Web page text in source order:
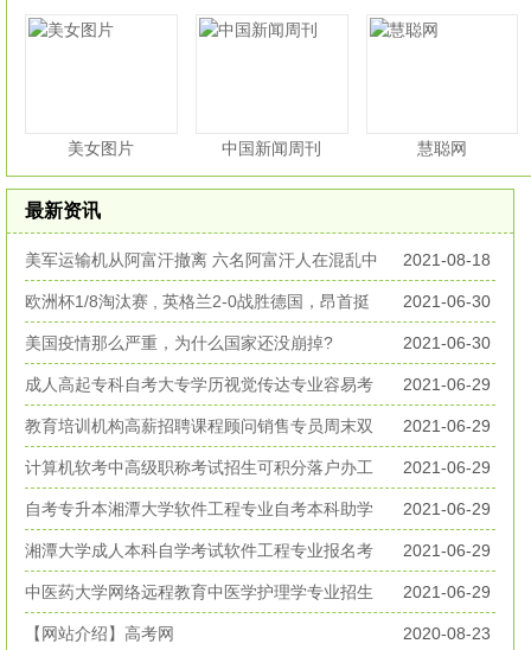
美女图片 中国新闻周刊 慧聪网
最新资讯
美军运输机从阿富汗撤离 六名阿富汗人在混乱中
丧生
2021-08-18
欧洲杯1/8淘汰赛 , 英格兰2-0战胜德国，昂首挺
进欧洲杯八强
2021-06-30
美国疫情那么严重，为什么国家还没崩掉? 2021-06-30
成人高起专科自考大专学历视觉传达专业容易考
好毕业
2021-06-29
教育培训机构高薪招聘课程顾问销售专员周末双
休无加班
2021-06-29
计算机软考中高级职称考试招生可积分落户办工
作居住证
2021-06-29
自考专升本湘潭大学软件工程专业自考本科助学
考试招生
2021-06-29
湘潭大学成人本科自学考试软件工程专业报名考
试简章
2021-06-29
中医药大学网络远程教育中医学护理学专业招生
简章
2021-06-29
【网站介绍】高考网 2020-08-23